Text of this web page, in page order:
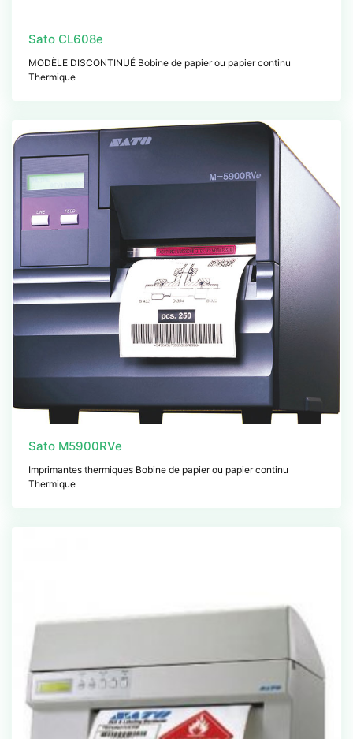
Sato CL608e
MODÈLE DISCONTINUÉ Bobine de papier ou papier continu
Thermique
Sato M5900RVe
Imprimantes thermiques Bobine de papier ou papier continu
Thermique